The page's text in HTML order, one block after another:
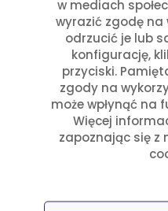
w mediach
wyrazić zgodę na
odrzucić je lub
konfigurację,
przyciski.
zgody na
może wpłynąć na
Więcej
zapoznając się z
Przepisy Julia